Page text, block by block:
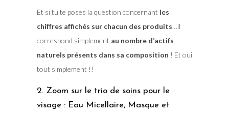
Et si tu te poses la question concernant les
chiffres affichés sur chacun des produits…il
correspond simplement au nombre d’actifs
naturels présents dans sa composition ! Et oui
tout simplement !!
2. Zoom sur le trio de soins pour le
visage : Eau Micellaire, Masque et